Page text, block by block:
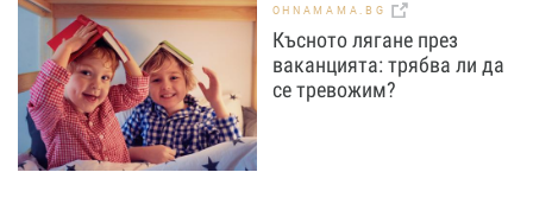
OHNAMAMA.BG
Късното лягане през
ваканцията: трябва ли да
се тревожим?